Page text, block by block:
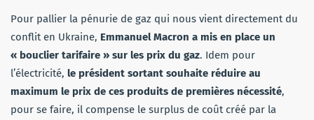
Pour pallier la pénurie de gaz qui nous vient directement du
conflit en Ukraine, Emmanuel Macron a mis en place un
« bouclier tarifaire » sur les prix du gaz. Idem pour
l’électricité, le président sortant souhaite réduire au
maximum le prix de ces produits de premières nécessité,
pour se faire, il compense le surplus de coût créé par la